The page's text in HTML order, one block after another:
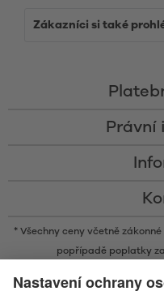
Zákazníci si také
Právní
* Všechny ceny včetně
popřípadě poplatky
ochrannými známkami ve